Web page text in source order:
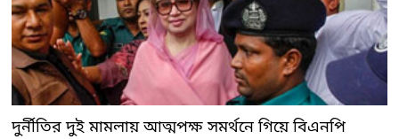
দুর্নীতির দুই মামলায় আত্মপক্ষ সমর্থনে গিয়ে বিএনপি